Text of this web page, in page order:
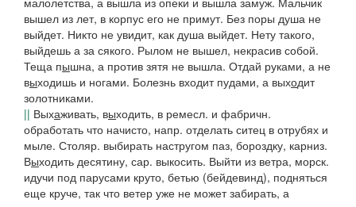
вышел из лет, в корпус его не примут. Без поры душа не
выйдет. Никто не увидит, как душа выйдет. Нету такого,
выйдешь а за сякого. Рылом не вышел, некрасив собой.
Теща пышна, а против зятя не вышла. Отдай руками, а не
выходишь и ногами. Болезнь входит пудами, а выходит
золотниками.
|| Выхаживать, выходить, в ремесл. и фабричн.
обработать что начисто, напр. отделать ситец в отрубях и
мыле. Столяр. выбирать настругом паз, бороздку, карниз.
Выходить десятину, сар. выкосить. Выйти из ветра, морск.
идучи под парусами круто, бетью (бейдевинд), подняться
еще круче, так что ветер уже не может забирать, а